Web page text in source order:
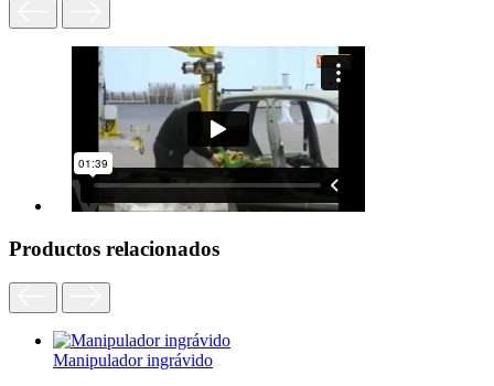
Productos relacionados
Manipulador ingrávido